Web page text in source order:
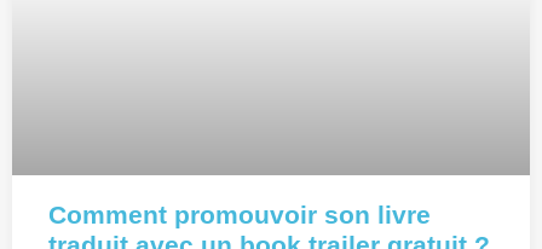
Comment promouvoir son livre